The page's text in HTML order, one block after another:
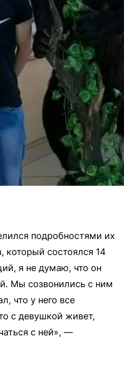
подробностями их
который состоялся 14
я не думаю, что он
Мы созвонились с ним
что у него все
с девушкой живет,
с ней», —